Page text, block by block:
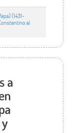
(1431-
al
a